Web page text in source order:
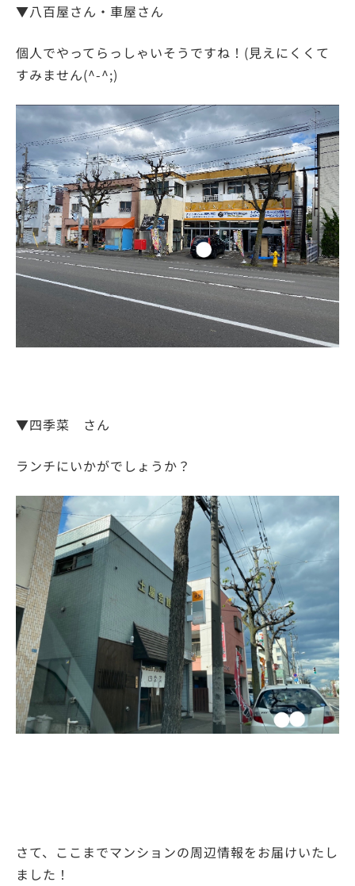
▼八百屋さん・車屋さん
個人でやってらっしゃいそうですね！(見えにくくて
すみません(^-^;)
▼四季菜 さん
ランチにいかがでしょうか？
さて、ここまでマンションの周辺情報をお届けいたし
ました！